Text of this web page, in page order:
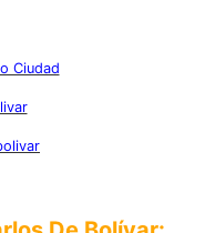
Ciudad